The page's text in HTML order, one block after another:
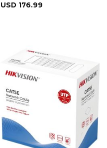
USD 176.99